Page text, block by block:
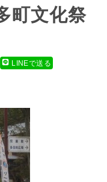
町文化祭
LINEで送る